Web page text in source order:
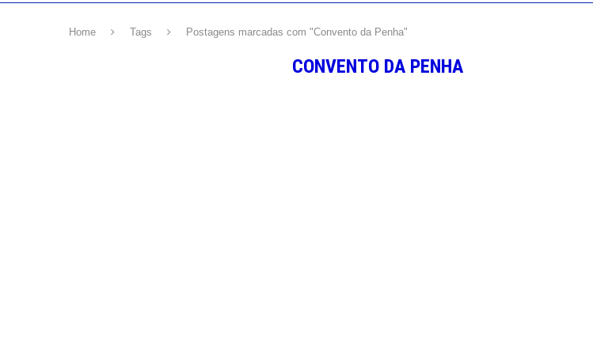
Home Tags Postagens marcadas com "Convento da Penha"
CONVENTO DA PENHA